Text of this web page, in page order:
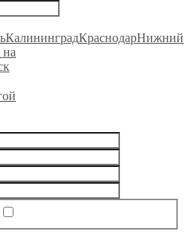
КалининградКраснодарНижний
на